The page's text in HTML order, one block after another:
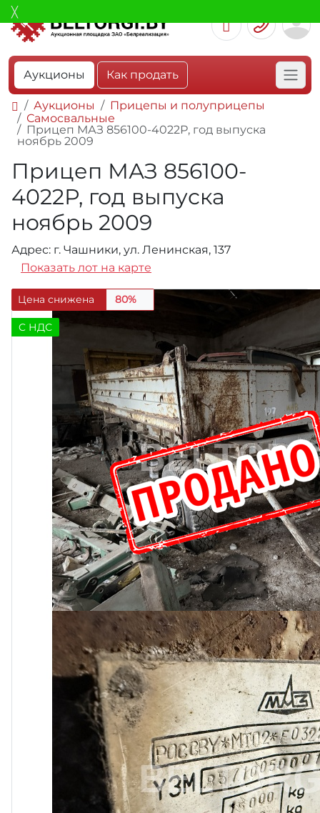
Аукционы Как продать
Аукционы
Прицепы и полуприцепы
Самосвальные
Прицеп МАЗ 856100-4022Р, год выпуска
ноябрь 2009
Прицеп МАЗ 856100-
4022Р, год выпуска
ноябрь 2009
Адрес: г. Чашники, ул. Ленинская, 137
Показать лот на карте
Цена снижена 80%
C НДС